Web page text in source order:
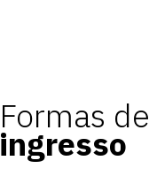
Formas de
ingresso